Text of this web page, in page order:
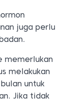
juga perlu
memerlukan
melakukan
untuk
Jika tidak